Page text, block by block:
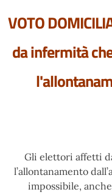
VOTO
da infermità
Gli elettori affetti
l’allontanamento
impossibile,